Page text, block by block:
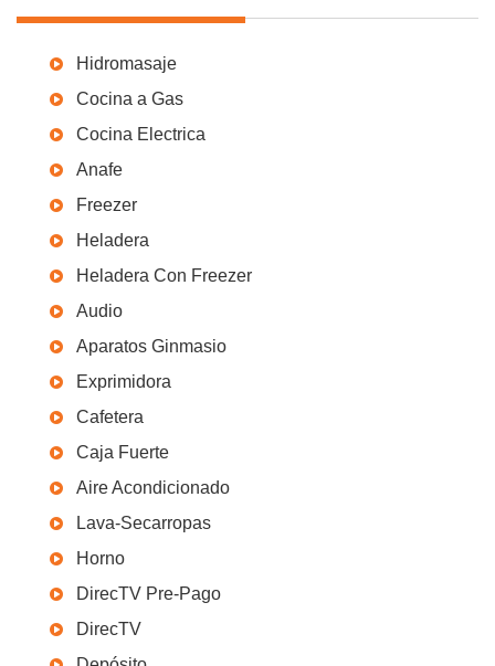
Hidromasaje
Cocina a Gas
Cocina Electrica
Anafe
Freezer
Heladera
Heladera Con Freezer
Audio
Aparatos Ginmasio
Exprimidora
Cafetera
Caja Fuerte
Aire Acondicionado
Lava-Secarropas
Horno
DirecTV Pre-Pago
DirecTV